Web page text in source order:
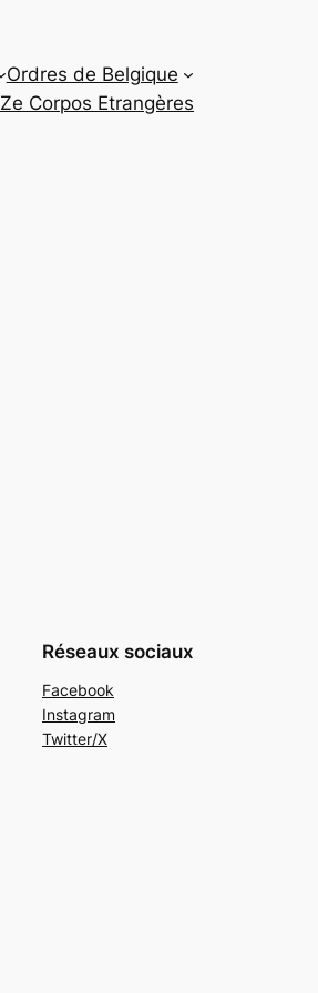
Ordres de Belgique
Ze Corpos Etrangères
Réseaux sociaux
Facebook
Instagram
Twitter/X